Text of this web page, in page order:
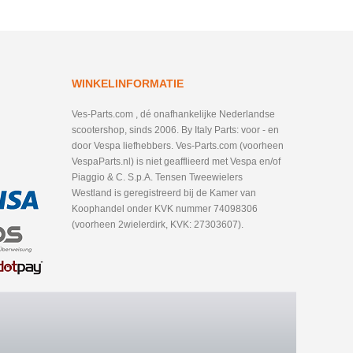
WINKELINFORMATIE
Ves-Parts.com , dé onafhankelijke Nederlandse
scootershop, sinds 2006. By Italy Parts: voor - en
door Vespa liefhebbers. Ves-Parts.com (voorheen
VespaParts.nl) is niet geafflieerd met Vespa en/of
Piaggio & C. S.p.A. Tensen Tweewielers
Westland is geregistreerd bij de Kamer van
Koophandel onder KVK nummer 74098306
(voorheen 2wielerdirk, KVK: 27303607).